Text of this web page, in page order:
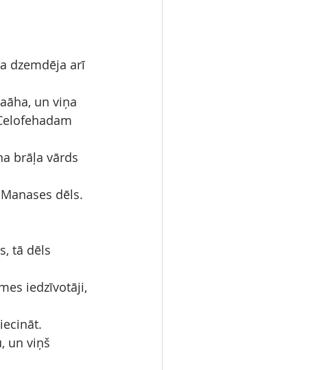
dzemdēja arī
un viņa
brāļa vārds
dēls.
tā dēls
iedzīvotāji,
un viņš